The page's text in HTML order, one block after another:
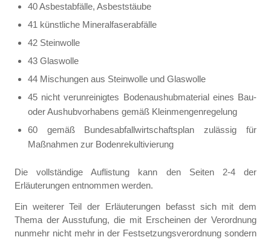
40 Asbestabfälle, Asbeststäube
41 künstliche Mineralfaserabfälle
42 Steinwolle
43 Glaswolle
44 Mischungen aus Steinwolle und Glaswolle
45 nicht verunreinigtes Bodenaushubmaterial eines Bau-
oder Aushubvorhabens gemäß Kleinmengenregelung
60 gemäß Bundesabfallwirtschaftsplan zulässig für
Maßnahmen zur Bodenrekultivierung
Die vollständige Auflistung kann den Seiten 2-4 der
Erläuterungen entnommen werden.
Ein weiterer Teil der Erläuterungen befasst sich mit dem
Thema der Ausstufung, die mit Erscheinen der Verordnung
nunmehr nicht mehr in der Festsetzungsverordnung sondern